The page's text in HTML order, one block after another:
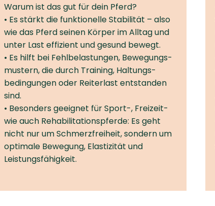
Warum ist das gut für dein Pferd?
• Es stärkt die funktionelle Stabilität – also
wie das Pferd seinen Körper im Alltag und
unter Last effizient und gesund bewegt.
• Es hilft bei Fehlbelastungen, Bewegungs­
mustern, die durch Training, Haltungs­
bedingungen oder Reiterlast entstanden
sind.
• Besonders geeignet für Sport-, Freizeit-
wie auch Rehabilitationspferde: Es geht
nicht nur um Schmerzfreiheit, sondern um
optimale Bewegung, Elastizität und
Leistungsfähigkeit.